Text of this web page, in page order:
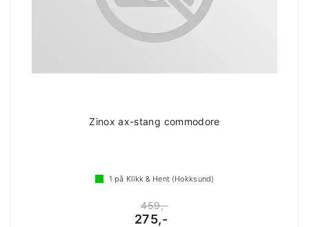
Zinox ax-stang commodore
1 på Klikk & Hent (Hokksund)
459,-
275,-